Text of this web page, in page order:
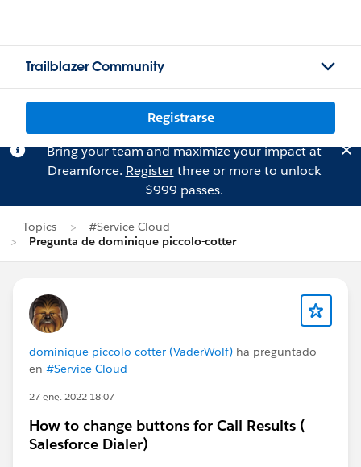
Trailblazer Community
Registrarse
Bring your team and maximize your impact at
Dreamforce. Registerthree or more to unlock
$999 passes.
Topics
#Service Cloud
Pregunta de dominique piccolo-cotter
dominique piccolo-cotter (VaderWolf) ha preguntado
en #Service Cloud
27 ene. 2022 18:07
How to change buttons for Call Results (
Salesforce Dialer)